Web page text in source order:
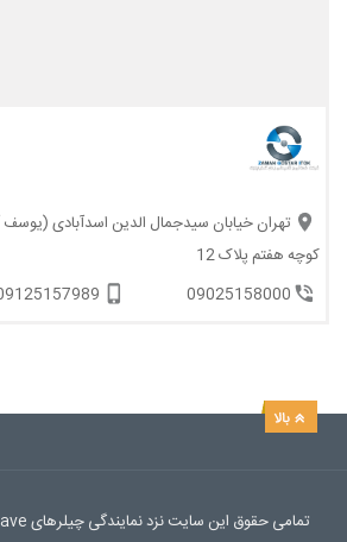
تهران خیابان سیدجمال الدین اسدآبادی (یوسف
کوچه هفتم پلاک 12
09025158000